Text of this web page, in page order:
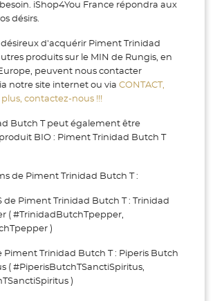
iShop4You France répondra aux
désirs.
désireux d'acquérir Piment Trinidad
produits sur le MIN de Rungis, en
peuvent nous contacter
notre site internet ou via CONTACT,
plus, contactez-nous !!!
Butch T peut également être
BIO : Piment Trinidad Butch T
de Piment Trinidad Butch T :
de Piment Trinidad Butch T : Trinidad
( #TrinidadButchTpepper,
)
Piment Trinidad Butch T : Piperis Butch
( #PiperisButchTSanctiSpiritus,
)